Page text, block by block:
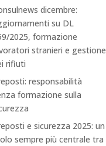
dicembre:
su DL
2025, formazione
stranieri e gestione
rifiuti
responsabilità
formazione sulla
e sicurezza 2025: un
sempre più centrale tra